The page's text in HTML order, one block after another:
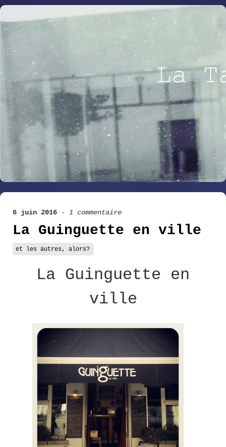
6 juin 2016 - 1 commentaire
La Guinguette en ville
et les autres, alors?
La Guinguette en
ville